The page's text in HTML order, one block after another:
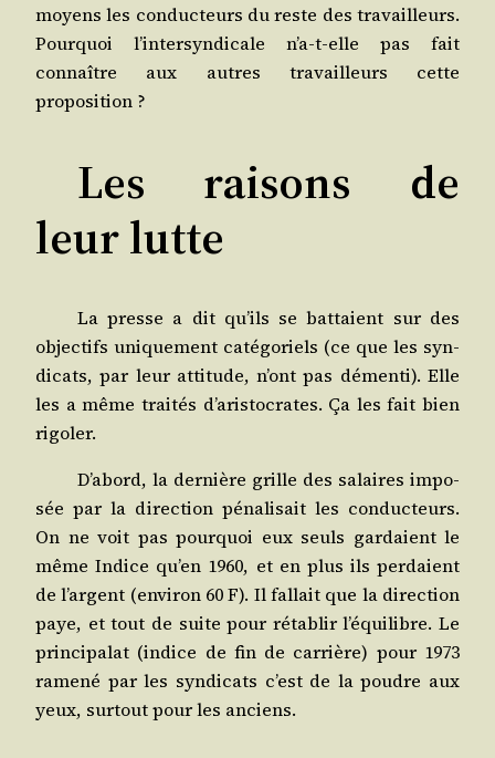
moyens les conduc­teurs du reste des tra­vailleurs.
Pour­quoi l’intersyndicale n’a‑t-elle pas fait
connaître aux autres tra­vailleurs cette
proposition ?
Les raisons de
leur lutte
La presse a dit qu’ils se bat­taient sur des
objec­tifs uni­que­ment caté­go­riels (ce que les syn­
di­cats, par leur atti­tude, n’ont pas démen­ti). Elle
les a même trai­tés d’aristocrates. Ça les fait bien
rigoler.
D’abord, la der­nière grille des salaires impo­
sée par la direc­tion péna­li­sait les conduc­teurs.
On ne voit pas pour­quoi eux seuls gar­daient le
même Indice qu’en 1960, et en plus ils per­daient
de l’argent (envi­ron 60 F). Il fal­lait que la direc­tion
paye, et tout de suite pour réta­blir l’équilibre. Le
prin­ci­pa­lat (indice de fin de car­rière) pour 1973
rame­né par les syn­di­cats c’est de la poudre aux
yeux, sur­tout pour les anciens.